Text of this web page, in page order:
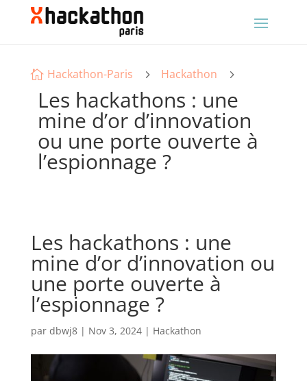
 Hackathon-Paris 5 Hackathon 5
Les hackathons : une
mine d’or d’innovation
ou une porte ouverte à
l’espionnage ?
Les hackathons : une
mine d’or d’innovation ou
une porte ouverte à
l’espionnage ?
par dbwj8| Nov 3, 2024| Hackathon